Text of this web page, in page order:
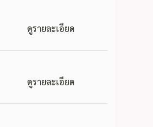
ดูรายละเอียด
ดูรายละเอียด